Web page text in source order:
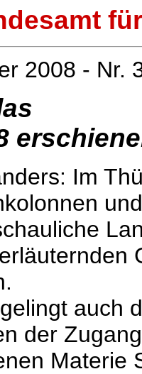
2008 - Nr.
Im
auch
der
Materie